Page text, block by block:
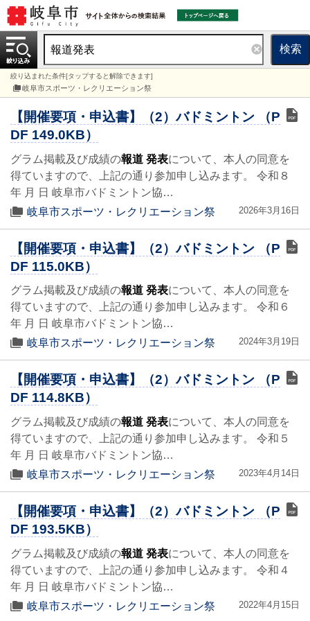
検索
絞り込まれた条件[タップすると解除できます]
岐阜市スポーツ・レクリエーション祭
【開催要項・申込書】（2）バドミントン （P
DF 149.0KB）
グラム掲載及び成績の報道 発表について、本人の同意を
得ていますので、上記の通り参加申し込みます。 令和８
年 月 日 岐阜市バドミントン協…
岐阜市スポーツ・レクリエーション祭
2026年3月16日
【開催要項・申込書】（2）バドミントン （P
DF 115.0KB）
グラム掲載及び成績の報道 発表について、本人の同意を
得ていますので、上記の通り参加申し込みます。 令和６
年 月 日 岐阜市バドミントン協…
岐阜市スポーツ・レクリエーション祭
2024年3月19日
【開催要項・申込書】（2）バドミントン （P
DF 114.8KB）
グラム掲載及び成績の報道 発表について、本人の同意を
得ていますので、上記の通り参加申し込みます。 令和５
年 月 日 岐阜市バドミントン協…
岐阜市スポーツ・レクリエーション祭
2023年4月14日
【開催要項・申込書】（2）バドミントン （P
DF 193.5KB）
グラム掲載及び成績の報道 発表について、本人の同意を
得ていますので、上記の通り参加申し込みます。 令和４
年 月 日 岐阜市バドミントン協…
岐阜市スポーツ・レクリエーション祭
2022年4月15日